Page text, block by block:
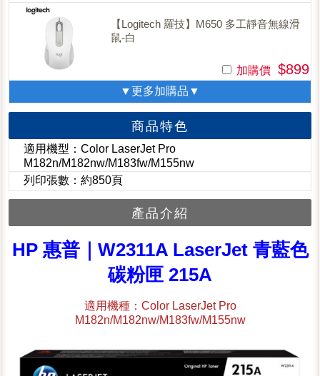
【Logitech 羅技】M650 多工靜音無線滑
鼠-白
加購價 $899
▼更多加購品▼
商品特色
適用機型：Color LaserJet Pro
M182n/M182nw/M183fw/M155nw
列印張數：約850頁
產品介紹
HP 惠普｜W2311A LaserJet 青藍色
碳粉匣 215A
適用機種：Color LaserJet Pro
M182n/M182nw/M183fw/M155nw